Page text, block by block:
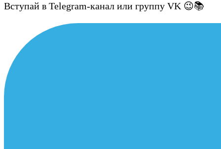
Вступай в Telegram-канал или группу VK 😉📚